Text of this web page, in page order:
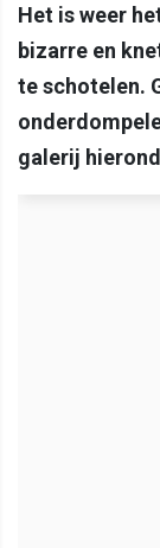
Het is weer
bizarre en
te schotelen.
galerij